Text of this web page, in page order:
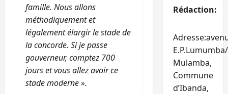
famille. Nous allons
méthodiquement et
légalement élargir le stade de
la concorde. Si je passe
gouverneur, comptez 700
jours et vous allez avoir ce
stade moderne ».
Rédaction:
Mulamba,
Commune
d’Ibanda,